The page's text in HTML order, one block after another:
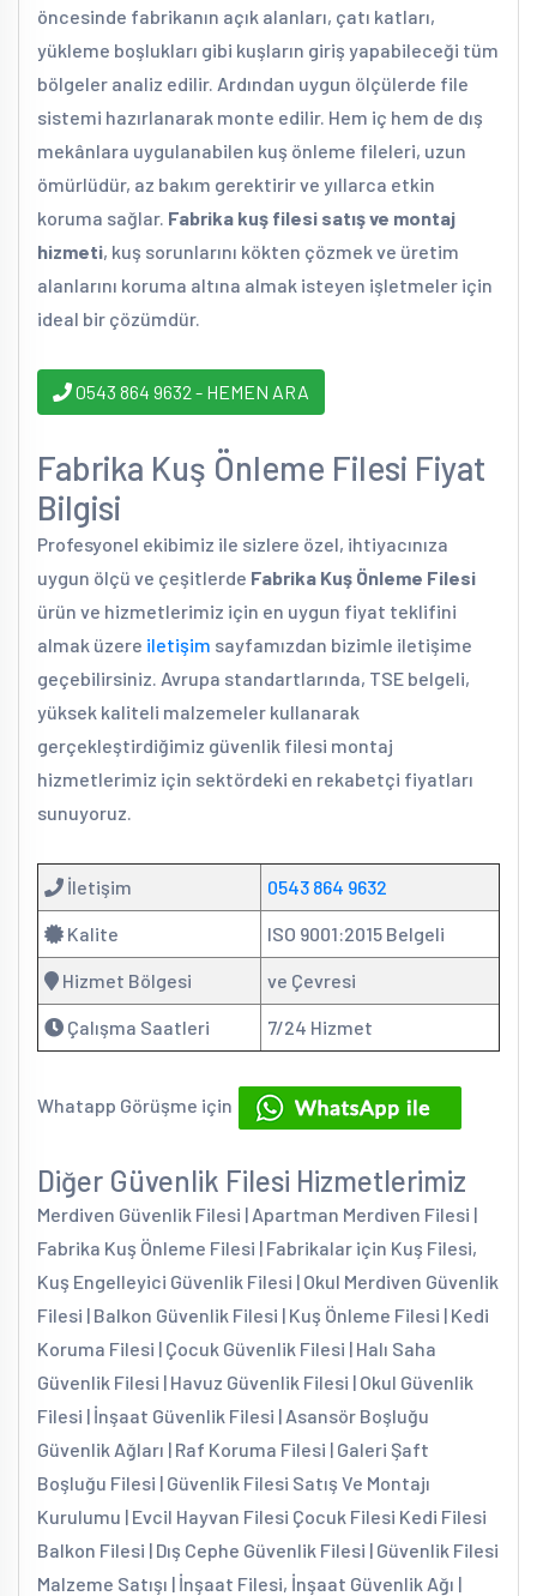
öncesinde fabrikanın açık alanları, çatı katları,
yükleme boşlukları gibi kuşların giriş yapabileceği tüm
bölgeler analiz edilir. Ardından uygun ölçülerde file
sistemi hazırlanarak monte edilir. Hem iç hem de dış
mekânlara uygulanabilen kuş önleme fileleri, uzun
ömürlüdür, az bakım gerektirir ve yıllarca etkin
koruma sağlar. Fabrika kuş filesi satış ve montaj
hizmeti, kuş sorunlarını kökten çözmek ve üretim
alanlarını koruma altına almak isteyen işletmeler için
ideal bir çözümdür.
0543 864 9632 - HEMEN ARA
Fabrika Kuş Önleme Filesi Fiyat
Bilgisi
Profesyonel ekibimiz ile sizlere özel, ihtiyacınıza
uygun ölçü ve çeşitlerde Fabrika Kuş Önleme Filesi
ürün ve hizmetlerimiz için en uygun fiyat teklifini
almak üzere iletişim sayfamızdan bizimle iletişime
geçebilirsiniz. Avrupa standartlarında, TSE belgeli,
yüksek kaliteli malzemeler kullanarak
gerçekleştirdiğimiz güvenlik filesi montaj
hizmetlerimiz için sektördeki en rekabetçi fiyatları
sunuyoruz.
İletişim 0543 864 9632
Kalite ISO 9001:2015 Belgeli
Hizmet Bölgesi ve Çevresi
Çalışma Saatleri 7/24 Hizmet
Whatapp Görüşme için
Diğer Güvenlik Filesi Hizmetlerimiz
Merdiven Güvenlik Filesi | Apartman Merdiven Filesi |
Fabrika Kuş Önleme Filesi | Fabrikalar için Kuş Filesi,
Kuş Engelleyici Güvenlik Filesi | Okul Merdiven Güvenlik
Filesi | Balkon Güvenlik Filesi | Kuş Önleme Filesi | Kedi
Koruma Filesi | Çocuk Güvenlik Filesi | Halı Saha
Güvenlik Filesi | Havuz Güvenlik Filesi | Okul Güvenlik
Filesi | İnşaat Güvenlik Filesi | Asansör Boşluğu
Güvenlik Ağları | Raf Koruma Filesi | Galeri Şaft
Boşluğu Filesi | Güvenlik Filesi Satış Ve Montajı
Kurulumu | Evcil Hayvan Filesi Çocuk Filesi Kedi Filesi
Balkon Filesi | Dış Cephe Güvenlik Filesi | Güvenlik Filesi
Malzeme Satışı | İnşaat Filesi, İnşaat Güvenlik Ağı |